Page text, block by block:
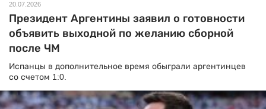
20.07.2026
Президент Аргентины заявил о готовности
объявить выходной по желанию сборной
после ЧМ
Испанцы в дополнительное время обыграли аргентинцев
со счетом 1:0.